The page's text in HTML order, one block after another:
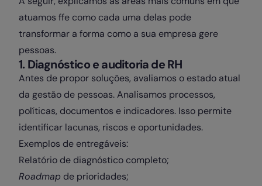
atuamos ffe como cada uma delas pode
transformar a forma como a sua empresa gere
pessoas.
1. Diagnóstico e auditoria de RH
Antes de propor soluções, avaliamos o estado atual
da gestão de pessoas. Analisamos processos,
políticas, documentos e indicadores. Isso permite
identificar lacunas, riscos e oportunidades.
Exemplos de entregáveis:
Relatório de diagnóstico completo;
Roadmap de prioridades;